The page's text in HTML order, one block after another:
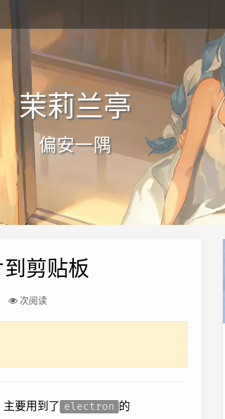
茉莉兰亭
偏安一隅
剪贴板
次阅读
要用到了 electron 的